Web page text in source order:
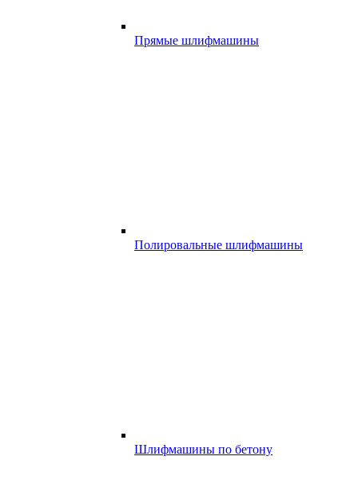
Прямые шлифмашины
Полировальные шлифмашины
Шлифмашины по бетону